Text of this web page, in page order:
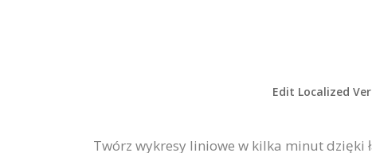
Edit Localized
Twórz wykresy liniowe w kilka minut dzięki